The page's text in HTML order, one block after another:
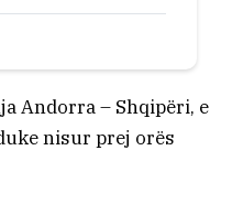
Andorra – Shqipëri, e
nisur prej orës